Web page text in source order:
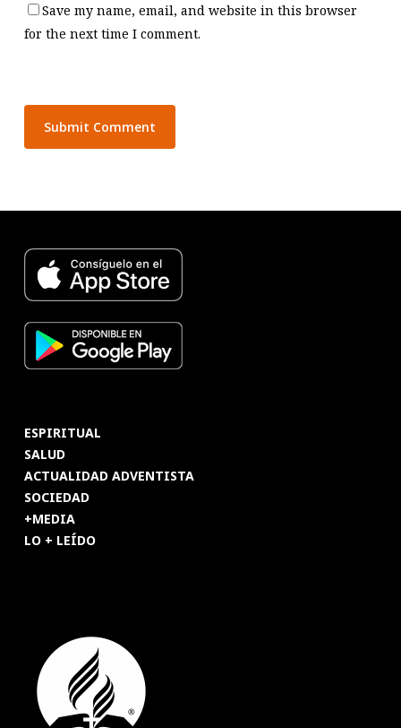
Save my name, email, and website in this browser
for the next time I comment.
ESPIRITUAL
SALUD
ACTUALIDAD ADVENTISTA
SOCIEDAD
+MEDIA
LO + LEÍDO